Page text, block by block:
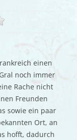
einen
noch immer
Rache nicht
Freunden
sowie ein paar
Ort, an
hofft, dadurch